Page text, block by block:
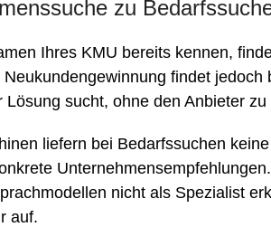
zu
Ihres KMU bereits kennen,
findet jedoch
sucht, ohne den Anbieter zu
liefern bei Bedarfssuchen
Unternehmensempfehlungen.
nicht als Spezialist
auf.